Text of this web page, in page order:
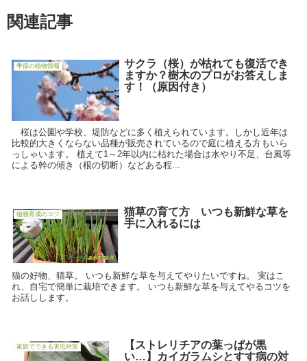
関連記事
季節の植物情報
サクラ（桜）が枯れても復活でき
ますか？樹木のプロがお答えしま
す！（原因付き）
桜は公園や学校、堤防などに多く植えられています。しかし近年は
比較的大きくならない品種が販売されているので庭に植える方もいら
っしゃいます。 植えて1～2年以内に枯れた場合は水やり不足、台風等
による幹の傾き（根の切断）などある程...
植物育成のコツ
猫草の育て方 いつも新鮮な草を
手に入れるには
猫の好物、猫草。 いつも新鮮な草を与えてやりたいですね。 実はこ
れ、自宅で簡単に栽培できます。 いつも新鮮な草を与えてやるコツを
お話しします。
家庭でできる害虫対策
【ストレリチアの葉っぱが黒
い…】カイガラムシとすす病の対